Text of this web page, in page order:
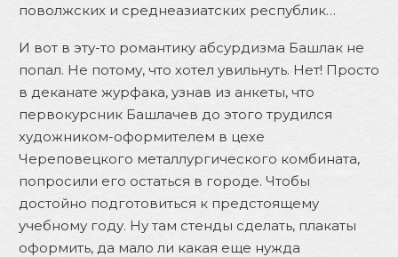
поволжских и среднеазиатских республик…
И вот в эту-то романтику абсурдизма Башлак не
попал. Не потому, что хотел увильнуть. Нет! Просто
в деканате журфака, узнав из анкеты, что
первокурсник Башлачев до этого трудился
художником-оформителем в цехе
Череповецкого металлургического комбината,
попросили его остаться в городе. Чтобы
достойно подготовиться к предстоящему
учебному году. Ну там стенды сделать, плакаты
оформить, да мало ли какая еще нужда